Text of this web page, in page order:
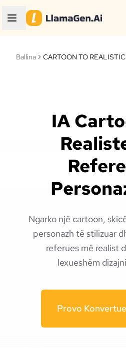
Ballina CARTOON TO
IA
Ngarko një cartoon,
personazh të stilizuar
referues më realist
lexueshëm
Provo